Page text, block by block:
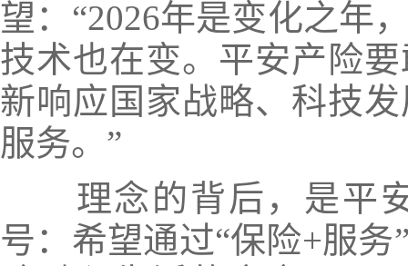
望：“2026年是变化之年
技术也在变。平安产险
新响应国家战略、科技
服务。”
理念的背后，是平安
号：希望通过“保险+服